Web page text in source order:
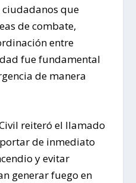
que
de combate,
entre
fue fundamental
de manera
reiteró el llamado
de inmediato
y evitar
generar fuego en